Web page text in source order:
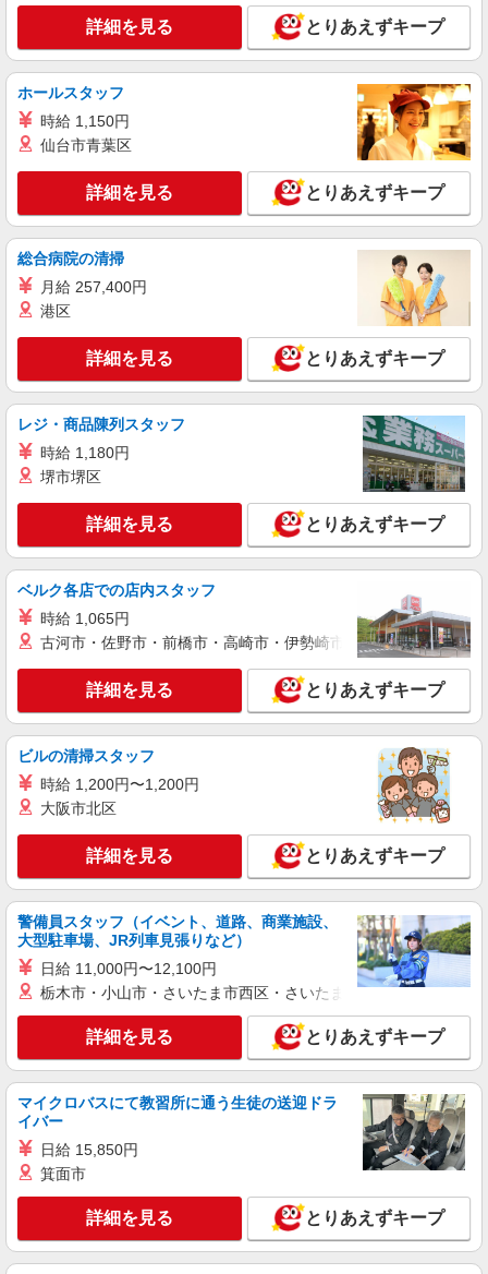
詳細を見る とりあえずキープ
ホールスタッフ
時給 1,150円
仙台市青葉区
詳細を見る とりあえずキープ
総合病院の清掃
月給 257,400円
港区
詳細を見る とりあえずキープ
レジ・商品陳列スタッフ
時給 1,180円
堺市堺区
詳細を見る とりあえずキープ
ベルク各店での店内スタッフ
時給 1,065円
古河市・佐野市・前橋市・高崎市・伊勢崎市・太田市・館林市
詳細を見る とりあえずキープ
ビルの清掃スタッフ
時給 1,200円〜1,200円
大阪市北区
詳細を見る とりあえずキープ
警備員スタッフ（イベント、道路、商業施設、
大型駐車場、JR列車見張りなど）
日給 11,000円〜12,100円
栃木市・小山市・さいたま市西区・さいたま市岩槻区・久喜市・
詳細を見る とりあえずキープ
マイクロバスにて教習所に通う生徒の送迎ドラ
イバー
日給 15,850円
箕面市
詳細を見る とりあえずキープ